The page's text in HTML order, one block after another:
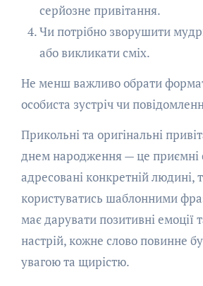
серйозне привітання.
Чи потрібно зворушити
або викликати сміх.
Не менш важливо обрати
особиста зустріч чи
Прикольні та оригінальні
днем народження — це приємні
адресовані конкретній людині,
користуватись шаблонними
має дарувати позитивні емоції
настрій, кожне слово повинне
увагою та щирістю.